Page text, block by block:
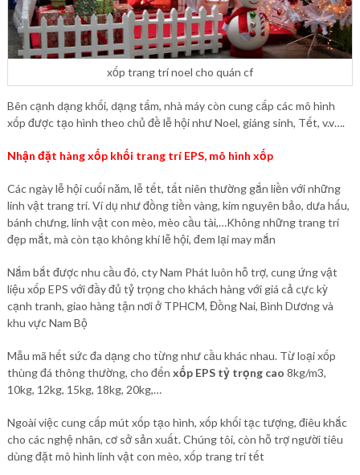
xốp trang trí noel cho quán cf
Bên cạnh dạng khối, dạng tấm, nhà máy còn cung cấp các mô hình
xốp được tạo hình theo chủ đề lễ hội như Noel, giáng sinh, Tết, v.v….
Nhận đặt hàng xốp khối trang trí EPS, mô hình xốp
Các ngày lễ hội cuối năm, lễ tết, tất niên thường gắn liền với những
linh vật trang trí. Ví dụ như đồng tiền vàng, kim nguyên bảo, dưa hấu,
bánh chưng, linh vật con mèo, mèo cầu tài,…Không những trang trí
đẹp mắt, mà còn tạo không khí lễ hội, đem lại may mắn
Nắm bắt được nhu cầu đó, cty Nam Phát luôn hỗ trợ, cung ứng vật
liệu xốp EPS với đầy đủ tỷ trọng cho khách hàng với giá cả cực kỳ
cạnh tranh, giao hàng tận nơi ở TPHCM, Đồng Nai, Bình Dương và
khu vực Nam Bộ
Mẫu mã hết sức đa dạng cho từng như cầu khác nhau. Từ loại xốp
thùng đá thông thường, cho đến xốp EPS tỷ trọng cao 8kg/m3,
10kg, 12kg, 15kg, 18kg, 20kg,…
Ngoài việc cung cấp mút xốp tạo hình, xốp khối tạc tượng, điêu khắc
cho các nghệ nhân, cơ sở sản xuất. Chúng tôi, còn hỗ trợ người tiêu
dùng đặt mô hình linh vật con mèo, xốp trang trí tết